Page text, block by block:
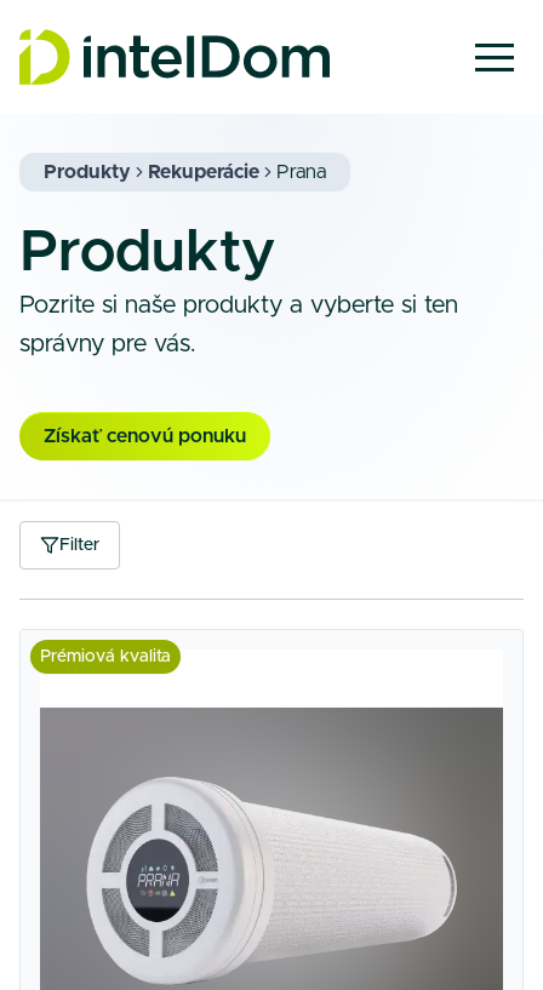
Produkty Rekuperácie Prana
Produkty
Pozrite si naše produkty a vyberte si ten
správny pre vás.
Získať cenovú ponuku
Filter
Prémiová kvalita